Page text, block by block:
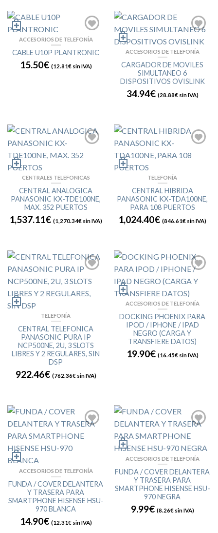
ACCESORIOS DE TELEFONÍA
CABLE U10P PLANTRONIC
15.50€ (12.81€sin IVA)
ACCESORIOS DE TELEFONÍA
CARGADOR DE MOVILES
SIMULTANEO 6
DISPOSITIVOS OVISLINK
34.94€ (28.88€sin IVA)
CENTRALES TELEFONICAS
CENTRAL ANALOGICA
PANASONIC KX-TDE100NE,
MAX. 352 PUERTOS
1,537.11€ (1,270.34€ sin IVA)
TELEFONÍA
CENTRAL HIBRIDA
PANASONIC KX-TDA100NE,
PARA 108 PUERTOS
1,024.40€ (846.61€ sin IVA)
TELEFONÍA
CENTRAL TELEFONICA
PANASONIC PURA IP
NCP500NE, 2U, 3 SLOTS
LIBRES Y 2 REGULARES, SIN
DSP
922.46€ (762.36€sin IVA)
ACCESORIOS DE TELEFONÍA
DOCKING PHOENIX PARA
IPOD / IPHONE / IPAD
NEGRO (CARGA Y
TRANSFIERE DATOS)
19.90€ (16.45€sin IVA)
ACCESORIOS DE TELEFONÍA
FUNDA / COVER DELANTERA
Y TRASERA PARA
SMARTPHONE HISENSE HSU-
970 BLANCA
14.90€ (12.31€sin IVA)
ACCESORIOS DE TELEFONÍA
FUNDA / COVER DELANTERA
Y TRASERA PARA
SMARTPHONE HISENSE HSU-
970 NEGRA
9.99€ (8.26€sin IVA)